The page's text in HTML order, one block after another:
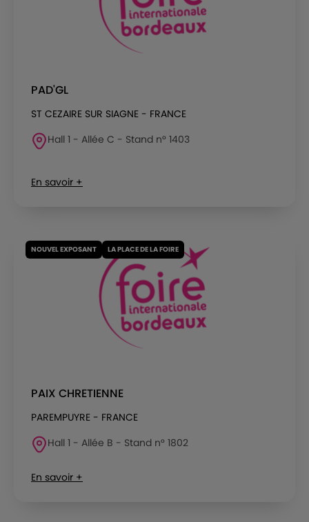
PAD'GL
ST CEZAIRE SUR SIAGNE - FRANCE
Hall 1 - Allée C - Stand n° 1403
En savoir +
NOUVEL EXPOSANT LA PLACE DE LA FOIRE
PAIX CHRETIENNE
PAREMPUYRE - FRANCE
Hall 1 - Allée B - Stand n° 1802
En savoir +